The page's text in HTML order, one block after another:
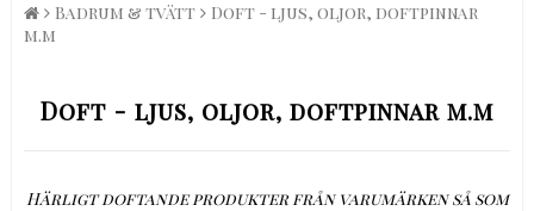
Badrum & tvätt
Doft - ljus, oljor, doftpinnar
m.m
Doft - ljus, oljor, doftpinnar m.m
Härligt doftande produkter från varumärken så som